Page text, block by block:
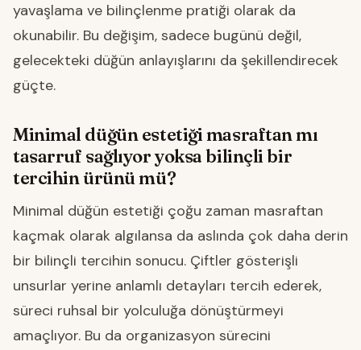
yavaşlama ve bilinçlenme pratiği olarak da
okunabilir. Bu değişim, sadece bugünü değil,
gelecekteki düğün anlayışlarını da şekillendirecek
güçte.
Minimal düğün estetiği masraftan mı
tasarruf sağlıyor yoksa bilinçli bir
tercihin ürünü mü?
Minimal düğün estetiği çoğu zaman masraftan
kaçmak olarak algılansa da aslında çok daha derin
bir bilinçli tercihin sonucu. Çiftler gösterişli
unsurlar yerine anlamlı detayları tercih ederek,
süreci ruhsal bir yolculuğa dönüştürmeyi
amaçlıyor. Bu da organizasyon sürecini